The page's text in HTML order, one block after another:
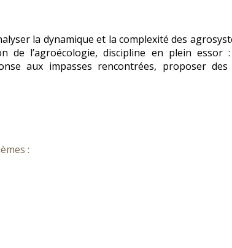
la dynamique et la complexité des
de l’agroécologie, discipline en plein
aux impasses rencontrées, proposer
: